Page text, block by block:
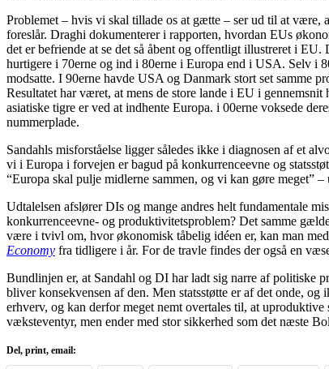
Problemet – hvis vi skal tillade os at gætte – ser ud til at være,
foreslår. Draghi dokumenterer i rapporten, hvordan EUs
det er befriende at se det så åbent og offentligt illustreret i
hurtigere i 70erne og ind i 80erne i Europa end i USA. Selv i
modsatte. I 90erne havde USA og Danmark stort set samme
Resultatet har været, at mens de store lande i EU i
asiatiske tigre er ved at indhente Europa. i 00erne voksede
nummerplade.
Sandahls misforståelse ligger således ikke i diagnosen af et
vi i Europa i forvejen er bagud på konkurrenceevne og
“Europa skal pulje midlerne sammen, og vi kan gøre meget”
Udtalelsen afslører DIs og mange andres helt fundamentale
konkurrenceevne- og produktivitetsproblem? Det samme
være i tvivl om, hvor økonomisk tåbelig idéen er, kan man
Economy fra tidligere i år. For de travle findes der også en
Bundlinjen er, at Sandahl og DI har ladt sig narre af politiske
bliver konsekvensen af den. Men statsstøtte er af det onde,
erhverv, og kan derfor meget nemt overtales til, at
væksteventyr, men ender med stor sikkerhed som det næste
Del, print, email: